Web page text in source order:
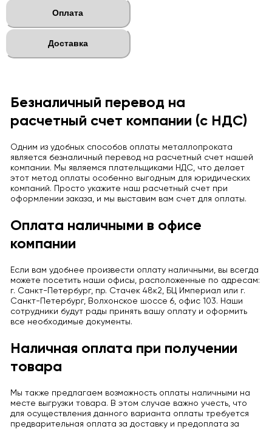
Оплата
Доставка
Безналичный перевод на
расчетный счет компании (с НДС)
Одним из удобных способов оплаты металлопроката
является безналичный перевод на расчетный счет нашей
компании. Мы являемся плательщиками НДС, что делает
этот метод оплаты особенно выгодным для юридических
компаний. Просто укажите наш расчетный счет при
оформлении заказа, и мы выставим вам счет для оплаты.
Оплата наличными в офисе
компании
Если вам удобнее произвести оплату наличными, вы всегда
можете посетить наши офисы, расположенные по адресам:
г. Санкт-Петербург, пр. Стачек 48к2, БЦ Империал или г.
Санкт-Петербург, Волхонское шоссе 6, офис 103. Наши
сотрудники будут рады принять вашу оплату и оформить
все необходимые документы.
Наличная оплата при получении
товара
Мы также предлагаем возможность оплаты наличными на
месте выгрузки товара. В этом случае важно учесть, что
для осуществления данного варианта оплаты требуется
предварительная оплата за доставку и предоплата за